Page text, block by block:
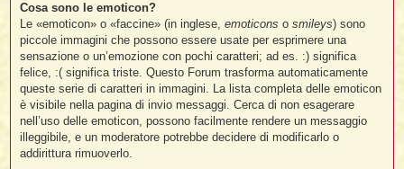
Cosa sono le emoticon?
Le «emoticon» o «faccine» (in inglese,emoticons osmileys) sono
piccole immagini che possono essere usate per esprimere una
sensazione o un’emozione con pochi caratteri; ad es. :) significa
felice, :( significa triste. Questo Forum trasforma automaticamente
queste serie di caratteri in immagini. La lista completa delle emoticon
è visibile nella pagina di invio messaggi. Cerca di non esagerare
nell’uso delle emoticon, possono facilmente rendere un messaggio
illeggibile, e un moderatore potrebbe decidere di modificarlo o
addirittura rimuoverlo.